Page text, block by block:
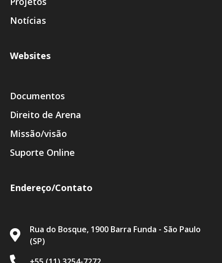
Notícias
Websites
Documentos
Direito de Arena
Missão/visão
Suporte Online
Endereço/Contato
Rua do Bosque, 1900 Barra Funda - São Paulo
(SP)